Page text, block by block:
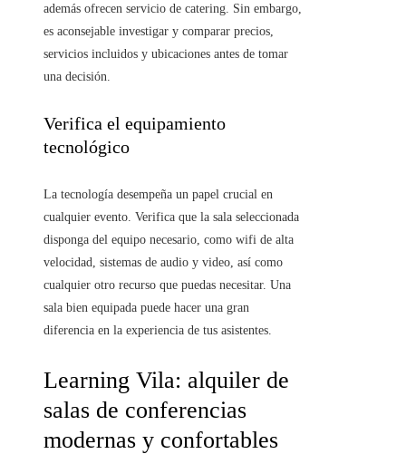
además ofrecen servicio de catering. Sin embargo,
es aconsejable investigar y comparar precios,
servicios incluidos y ubicaciones antes de tomar
una decisión.
Verifica el equipamiento
tecnológico
La tecnología desempeña un papel crucial en
cualquier evento. Verifica que la sala seleccionada
disponga del equipo necesario, como wifi de alta
velocidad, sistemas de audio y video, así como
cualquier otro recurso que puedas necesitar. Una
sala bien equipada puede hacer una gran
diferencia en la experiencia de tus asistentes.
Learning Vila: alquiler de
salas de conferencias
modernas y confortables